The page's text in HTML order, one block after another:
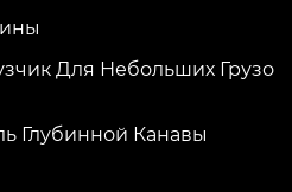
Для Небольших Грузо
Глубинной Канавы